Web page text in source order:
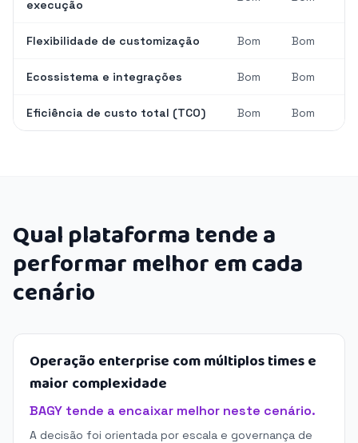
execução
Flexibilidade de customização Bom Bom
Ecossistema e integrações Bom Bom
Eficiência de custo total (TCO) Bom Bom
Qual plataforma tende a
performar melhor em cada
cenário
Operação enterprise com múltiplos times e
maior complexidade
BAGY tende a encaixar melhor neste cenário.
A decisão foi orientada por escala e governança de